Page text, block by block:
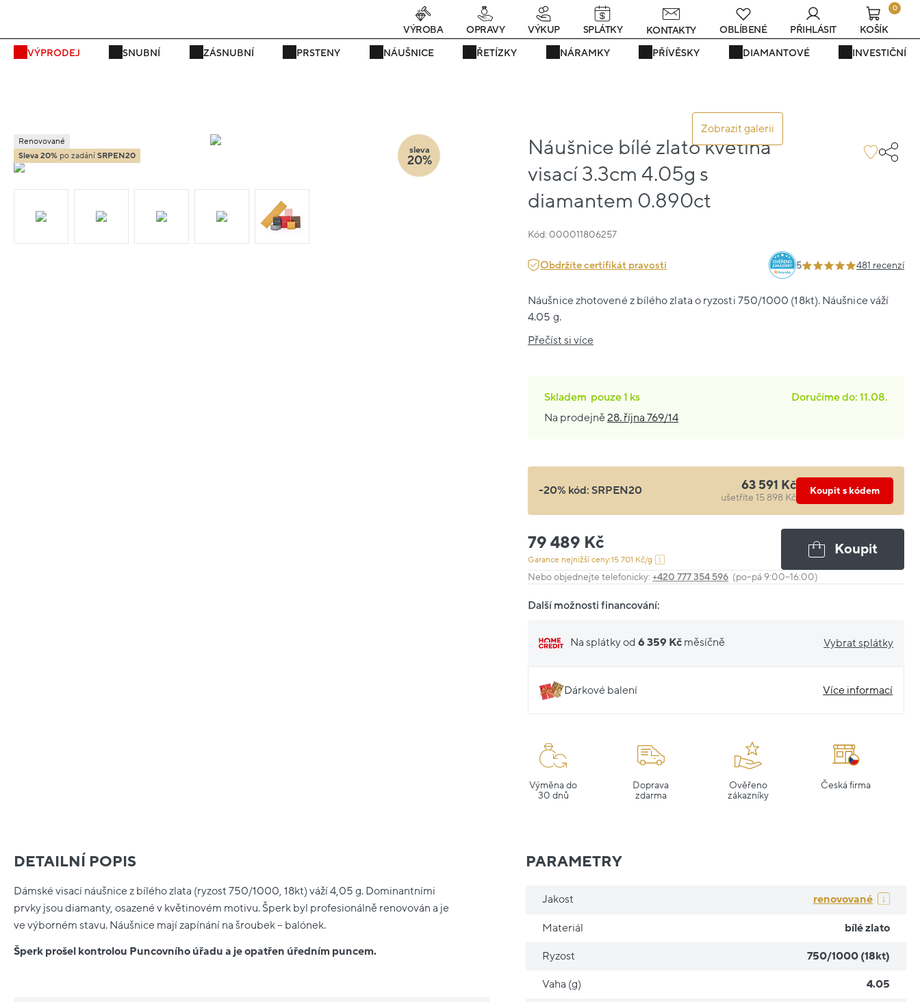
Právě teď! - 20 % na vše! Kód: SRPEN20 24 dní : 14h : 15m : 34s
VÝPRODEJ SNUBNÍ ZÁSNUBNÍ PRSTENY NÁUŠNICE ŘETÍZKY NÁRAMKY PŘÍVĚSKY DIAMANTOVÉ INVESTIČNÍ
VÝROBA OPRAVY VÝKUP SPLÁTKY KONTAKTY OBLÍBENÉ PŘIHLÁSIT
0
KOŠÍK
Zobrazit galerii
Náušnice bílé zlato květina
visací 3.3cm 4.05g s
diamantem 0.890ct
Kód: 000011806257
Renovované
Sleva 20% po zadání SRPEN20
sleva
20%
Obdržíte certifikát pravosti 5 481 recenzí
Náušnice zhotovené z bílého zlata o ryzosti 750/1000 (18kt). Náušnice váží
4.05 g.
Přečíst si více
Skladem pouze1 ks
Doručíme do: 11.08.
Na prodejně28. října 769/14
-20% kód:SRPEN20 63 591 Kč
ušetříte 15 898 Kč
Koupit s kódem
79 489 Kč
Garance nejnižší ceny:15 701 Kč/g
Koupit
Nebo objednejte telefonicky:+420 777 354 596 (po–pá 9:00–16:00)
Další možnosti financování:
Na splátky od6 359 Kč měsíčně Vybrat splátky
Dárkové balení Více informací
Výměna do
30 dnů
Doprava
zdarma
Ověřeno
zákazníky
Česká firma
DETAILNÍ POPIS
Dámské visací náušnice z bílého zlata (ryzost 750/1000, 18kt) váží 4,05 g. Dominantními
prvky jsou diamanty, osazené v květinovém motivu. Šperk byl profesionálně renovován a je
ve výborném stavu. Náušnice mají zapínání na šroubek – balónek.
Šperk prošel kontrolou Puncovního úřadu a je opatřen úředním puncem.
PARAMETRY
Jakost renovované
Materiál bílé zlato
Ryzost 750/1000 (18kt)
Vaha (g) 4.05